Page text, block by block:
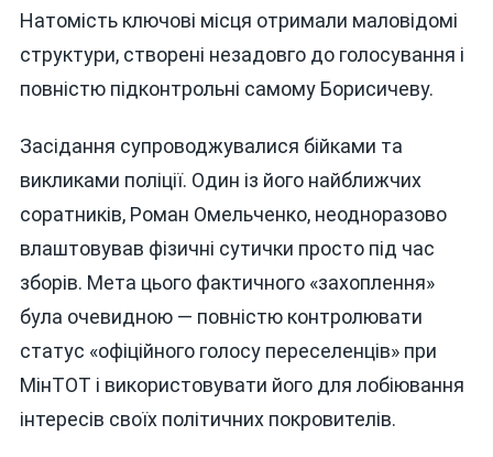
Натомість ключові місця отримали маловідомі
структури, створені незадовго до голосування і
повністю підконтрольні самому Борисичеву.
Засідання супроводжувалися бійками та
викликами поліції. Один із його найближчих
соратників, Роман Омельченко, неодноразово
влаштовував фізичні сутички просто під час
зборів. Мета цього фактичного «захоплення»
була очевидною — повністю контролювати
статус «офіційного голосу переселенців» при
МінТОТ і використовувати його для лобіювання
інтересів своїх політичних покровителів.